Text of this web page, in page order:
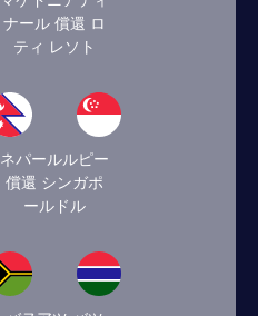
ナール 償還 ロ
ティ レソト
ネパールルピー
償還 シンガポ
ールドル